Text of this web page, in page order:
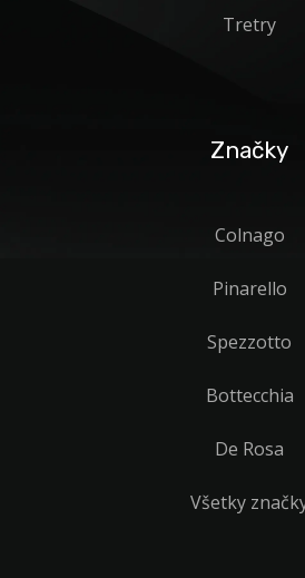
Tretry
Značky
Colnago
Pinarello
Spezzotto
Bottecchia
De Rosa
Všetky